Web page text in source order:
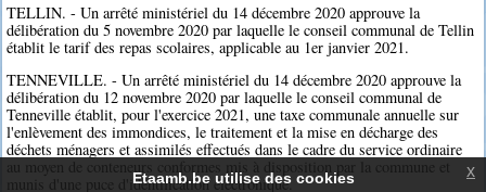
TELLIN. - Un arrêté ministériel du 14 décembre 2020 approuve la
délibération du 5 novembre 2020 par laquelle le conseil communal de Tellin
établit le tarif des repas scolaires, applicable au 1er janvier 2021.
TENNEVILLE. - Un arrêté ministériel du 14 décembre 2020 approuve la
délibération du 12 novembre 2020 par laquelle le conseil communal de
Tenneville établit, pour l'exercice 2021, une taxe communale annuelle sur
l'enlèvement des immondices, le traitement et la mise en décharge des
déchets ménagers et assimilés effectués dans le cadre du service ordinaire
au moyen de conteneurs conformes mis à disposition par la commune et
munis d'une puce d'identification électronique.
Etaamb.be utilise des cookies x